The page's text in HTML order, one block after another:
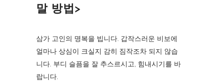
말 방법>
삼가 고인의 명복을 빕니다. 갑작스러운 비보에
얼마나 상심이 크실지 감히 짐작조차 되지 않습
니다. 부디 슬픔을 잘 추스르시고, 힘내시기를 바
랍니다.